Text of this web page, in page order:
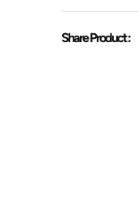
Share Product :